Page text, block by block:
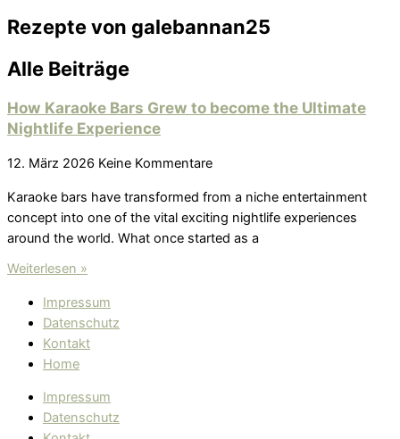
Rezepte von galebannan25
Alle Beiträge
How Karaoke Bars Grew to become the Ultimate
Nightlife Experience
12. März 2026 Keine Kommentare
Karaoke bars have transformed from a niche entertainment
concept into one of the vital exciting nightlife experiences
around the world. What once started as a
Weiterlesen »
Impressum
Datenschutz
Kontakt
Home
Impressum
Datenschutz